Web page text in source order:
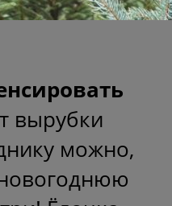
вырубки
можно,